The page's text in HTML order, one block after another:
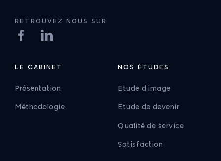
RETROUVEZ NOUS SUR
LE CABINET
Présentation
Méthodologie
NOS ÉTUDES
Etude d'image
Etude de devenir
Qualité de service
Satisfaction